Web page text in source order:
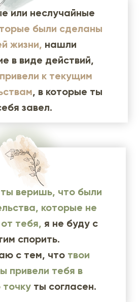
или неслучайные
были сделаны
жизни, нашли
в виде действий,
привели к текущим
, в которые ты
завел.
ты веришь, что были
которые не
тебя, я не буду с
спорить.
с тем, что твои
привели тебя в
ты согласен.